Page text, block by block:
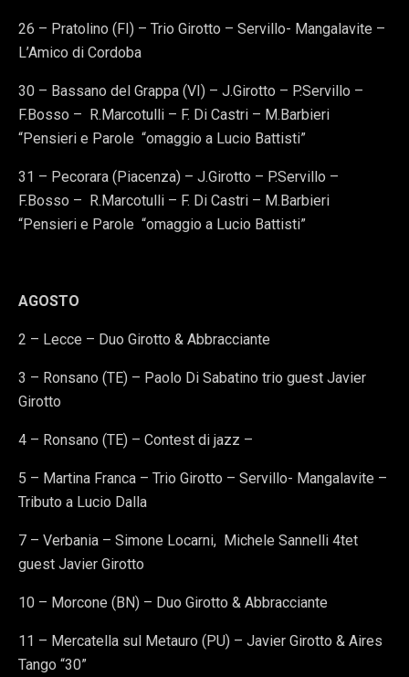
26 – Pratolino (FI) – Trio Girotto – Servillo- Mangalavite –
L’Amico di Cordoba
30 – Bassano del Grappa (VI) – J.Girotto – P.Servillo –
F.Bosso – R.Marcotulli – F. Di Castri – M.Barbieri
“Pensieri e Parole “omaggio a Lucio Battisti”
31 – Pecorara (Piacenza) – J.Girotto – P.Servillo –
F.Bosso – R.Marcotulli – F. Di Castri – M.Barbieri
“Pensieri e Parole “omaggio a Lucio Battisti”
AGOSTO
2 – Lecce – Duo Girotto & Abbracciante
3 – Ronsano (TE) – Paolo Di Sabatino trio guest Javier
Girotto
4 – Ronsano (TE) – Contest di jazz –
5 – Martina Franca – Trio Girotto – Servillo- Mangalavite –
Tributo a Lucio Dalla
7 – Verbania – Simone Locarni, Michele Sannelli 4tet
guest Javier Girotto
10 – Morcone (BN) – Duo Girotto & Abbracciante
11 – Mercatella sul Metauro (PU) – Javier Girotto & Aires
Tango “30”